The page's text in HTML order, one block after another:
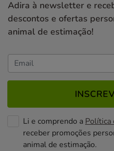
Adira à newsletter e
descontos e ofertas
animal de estimação!
Li e comprendo a Política
receber promoções
animal de estimação.